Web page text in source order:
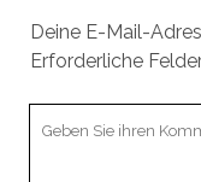
Deine E-Mail-
Erforderliche